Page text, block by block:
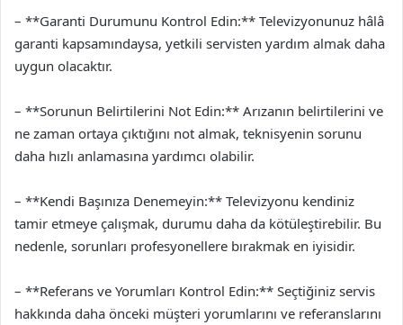
– **Garanti Durumunu Kontrol Edin:** Televizyonunuz hâlâ
garanti kapsamındaysa, yetkili servisten yardım almak daha
uygun olacaktır.
– **Sorunun Belirtilerini Not Edin:** Arızanın belirtilerini ve
ne zaman ortaya çıktığını not almak, teknisyenin sorunu
daha hızlı anlamasına yardımcı olabilir.
– **Kendi Başınıza Denemeyin:** Televizyonu kendiniz
tamir etmeye çalışmak, durumu daha da kötüleştirebilir. Bu
nedenle, sorunları profesyonellere bırakmak en iyisidir.
– **Referans ve Yorumları Kontrol Edin:** Seçtiğiniz servis
hakkında daha önceki müşteri yorumlarını ve referanslarını